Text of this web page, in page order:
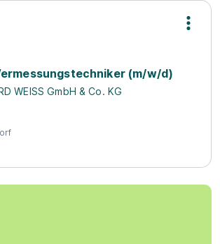
(m/w/d)
WEISS GmbH & Co. KG